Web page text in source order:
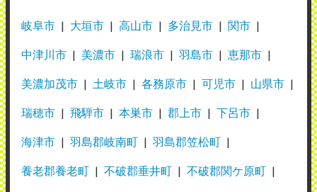
岐阜市 大垣市 高山市 多治見市 関市
中津川市 美濃市 瑞浪市 羽島市 恵那市
美濃加茂市 土岐市 各務原市 可児市 山県市
瑞穂市 飛騨市 本巣市 郡上市 下呂市
海津市 羽島郡岐南町 羽島郡笠松町
養老郡養老町 不破郡垂井町 不破郡関ケ原町